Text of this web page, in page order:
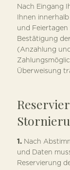
Nach Eingang
Ihnen
und Feiertagen
Bestätigung
(Anzahlung
Überweisung
1. Nach
und Daten
Reservierung